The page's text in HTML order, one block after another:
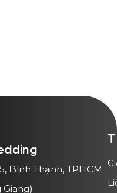
Bình Thạnh, TPHCM